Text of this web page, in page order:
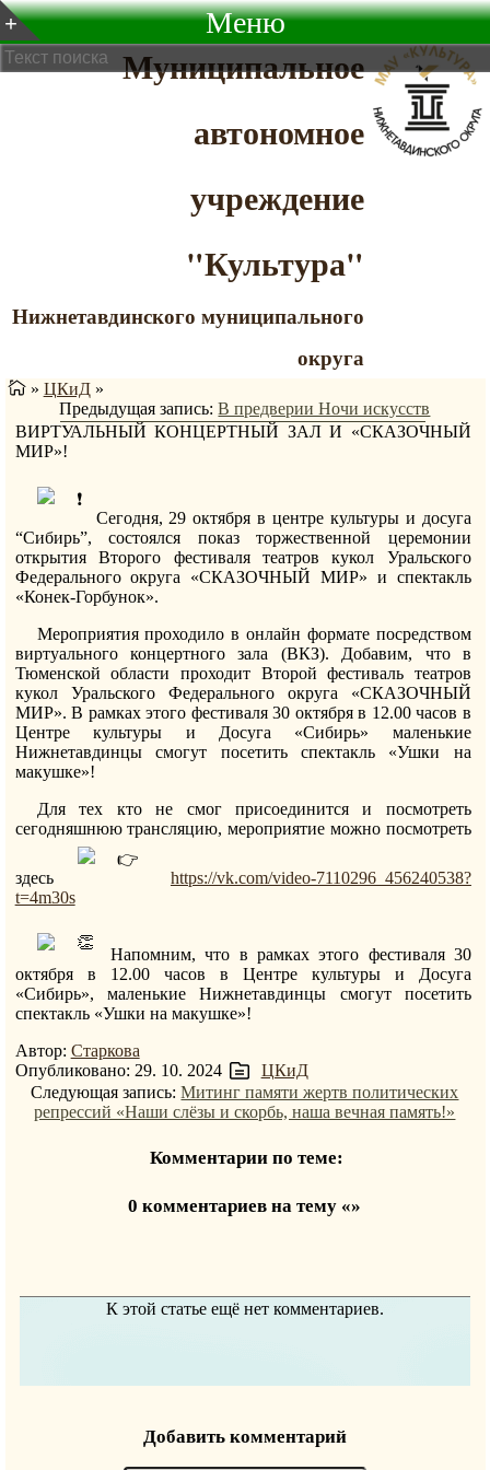
Муниципальное
автономное
учреждение
"Культура"
Нижнетавдинского муниципального
округа
Меню
» ЦКиД »
Предыдущая запись:В предверии Ночи искусств
ВИРТУАЛЬНЫЙ КОНЦЕРТНЫЙ ЗАЛ И «СКАЗОЧНЫЙ
МИР»!
Сегодня, 29 октября в центре культуры и досуга
“Сибирь”, состоялся показ торжественной церемонии
открытия Второго фестиваля театров кукол Уральского
Федерального округа «СКАЗОЧНЫЙ МИР» и спектакль
«Конек-Горбунок».
Мероприятия проходило в онлайн формате посредством
виртуального концертного зала (ВКЗ). Добавим, что в
Тюменской области проходит Второй фестиваль театров
кукол Уральского Федерального округа «СКАЗОЧНЫЙ
МИР». В рамках этого фестиваля 30 октября в 12.00 часов в
Центре культуры и Досуга «Сибирь» маленькие
Нижнетавдинцы смогут посетить спектакль «Ушки на
макушке»!
Для тех кто не смог присоединится и посмотреть
сегодняшнюю трансляцию, мероприятие можно посмотреть
здесь
https://vk.com/video-7110296_456240538?
t=4m30s
Напомним, что в рамках этого фестиваля 30
октября в 12.00 часов в Центре культуры и Досуга
«Сибирь», маленькие Нижнетавдинцы смогут посетить
спектакль «Ушки на макушке»!
Автор: Старкова
Опубликовано: 29. 10. 2024
ЦКиД
Следующая запись:Митинг памяти жертв политических
репрессий «Наши слёзы и скорбь, наша вечная память!»
Комментарии по теме:
0 комментариев на тему «»
К этой статье ещё нет комментариев.
Добавить комментарий